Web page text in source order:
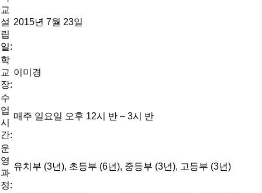
교
설
립
일:
2015년 7월 23일
학
교
장:
이미경
수
업
시
간:
매주 일요일 오후 12시 반 – 3시 반
운
영
과
정:
유치부 (3년), 초등부 (6년), 중등부 (3년), 고등부 (3년)